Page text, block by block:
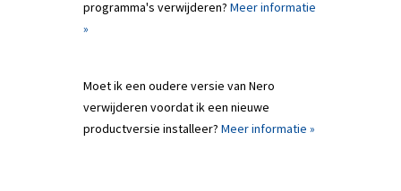
programma's verwijderen? Meer informatie
»
Moet ik een oudere versie van Nero
verwijderen voordat ik een nieuwe
productversie installeer? Meer informatie »